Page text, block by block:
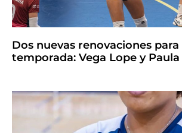
Dos nuevas renovaciones
temporada: Vega Lope y